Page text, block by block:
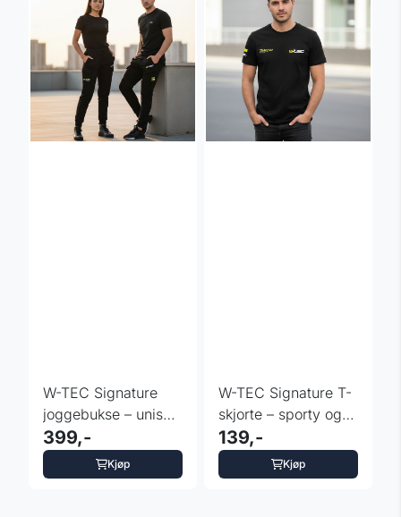
W-TEC Signature
joggebukse – unisex
cargo
399,-
Kjøp
W-TEC Signature T-
skjorte – sporty og
komfortabel
139,-
Kjøp